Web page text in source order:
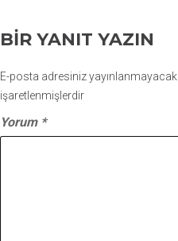
BIR YANIT YAZIN
E-posta adresiniz yayınlanmayacak.
işaretlenmişlerdir
Yorum *